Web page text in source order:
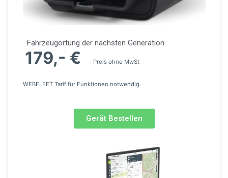
Fahrzeu­g­or­tung der nächsten Generation
179,- € Preis ohne MwSt
WEBFLEET Tarif für Funktionen notwendig.
Gerät Bestellen